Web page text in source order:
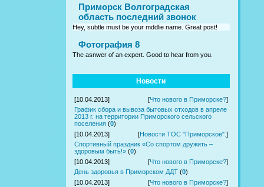
Приморск Волгоградская
область последний звонок
Hey, subtle must be your mddlie name. Great post!
Фотография 8
The asnwer of an expert. Good to hear from you.
Новости
[10.04.2013] [Что нового в Приморске?]
График сбора и вывоза бытовых отходов в апреле
2013 г. на территории Приморского сельского
поселения (0)
[10.04.2013]
[Новости ТОС "Приморское". ]
Спортивный праздник «Со спортом дружить –
здоровым быть!» (0)
[10.04.2013]
[Что нового в Приморске?]
День здоровья в Приморском ДДТ (0)
[10.04.2013]
[Что нового в Приморске?]